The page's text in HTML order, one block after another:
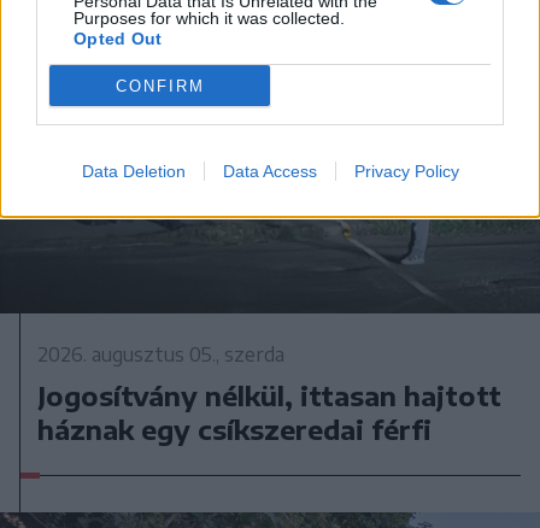
Purposes for which it was collected.
Opted Out
CONFIRM
Data Deletion Data Access Privacy Policy
2026. augusztus 05., szerda
Jogosítvány nélkül, ittasan hajtott
háznak egy csíkszeredai férfi